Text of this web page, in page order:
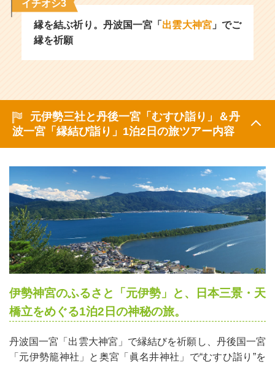
イチオシ3
縁を結ぶ祈り。丹波国一宮「 出雲大神宮」でご
縁を祈願
元伊勢三社と丹後一宮「むすひ詣り」＆丹
波一宮「縁結び詣り」1泊2日の旅ツアー内容
伊勢神宮のふるさと「元伊勢」と、日本三景・天
橋立をめぐる1泊2日の神秘の旅。
丹波国一宮「出雲大神宮」で縁結びを祈願し、丹後国一宮
「元伊勢籠神社」と奥宮「眞名井神社」で“むすひ詣り”を